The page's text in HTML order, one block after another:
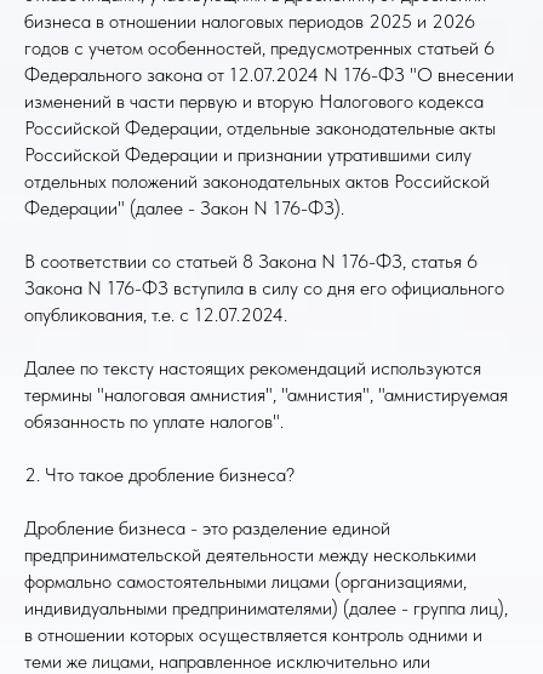
бизнеса в отношении налоговых периодов 2025 и 2026
годов с учетом особенностей, предусмотренных статьей 6
Федерального закона от 12.07.2024 N 176-ФЗ "О внесении
изменений в части первую и вторую Налогового кодекса
Российской Федерации, отдельные законодательные акты
Российской Федерации и признании утратившими силу
отдельных положений законодательных актов Российской
Федерации" (далее - Закон N 176-ФЗ).
В соответствии со статьей 8 Закона N 176-ФЗ, статья 6
Закона N 176-ФЗ вступила в силу со дня его официального
опубликования, т.е. с 12.07.2024.
Далее по тексту настоящих рекомендаций используются
термины "налоговая амнистия", "амнистия", "амнистируемая
обязанность по уплате налогов".
2. Что такое дробление бизнеса?
Дробление бизнеса - это разделение единой
предпринимательской деятельности между несколькими
формально самостоятельными лицами (организациями,
индивидуальными предпринимателями) (далее - группа лиц),
в отношении которых осуществляется контроль одними и
теми же лицами, направленное исключительно или